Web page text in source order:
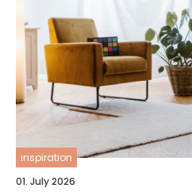
inspiration
01. July 2026